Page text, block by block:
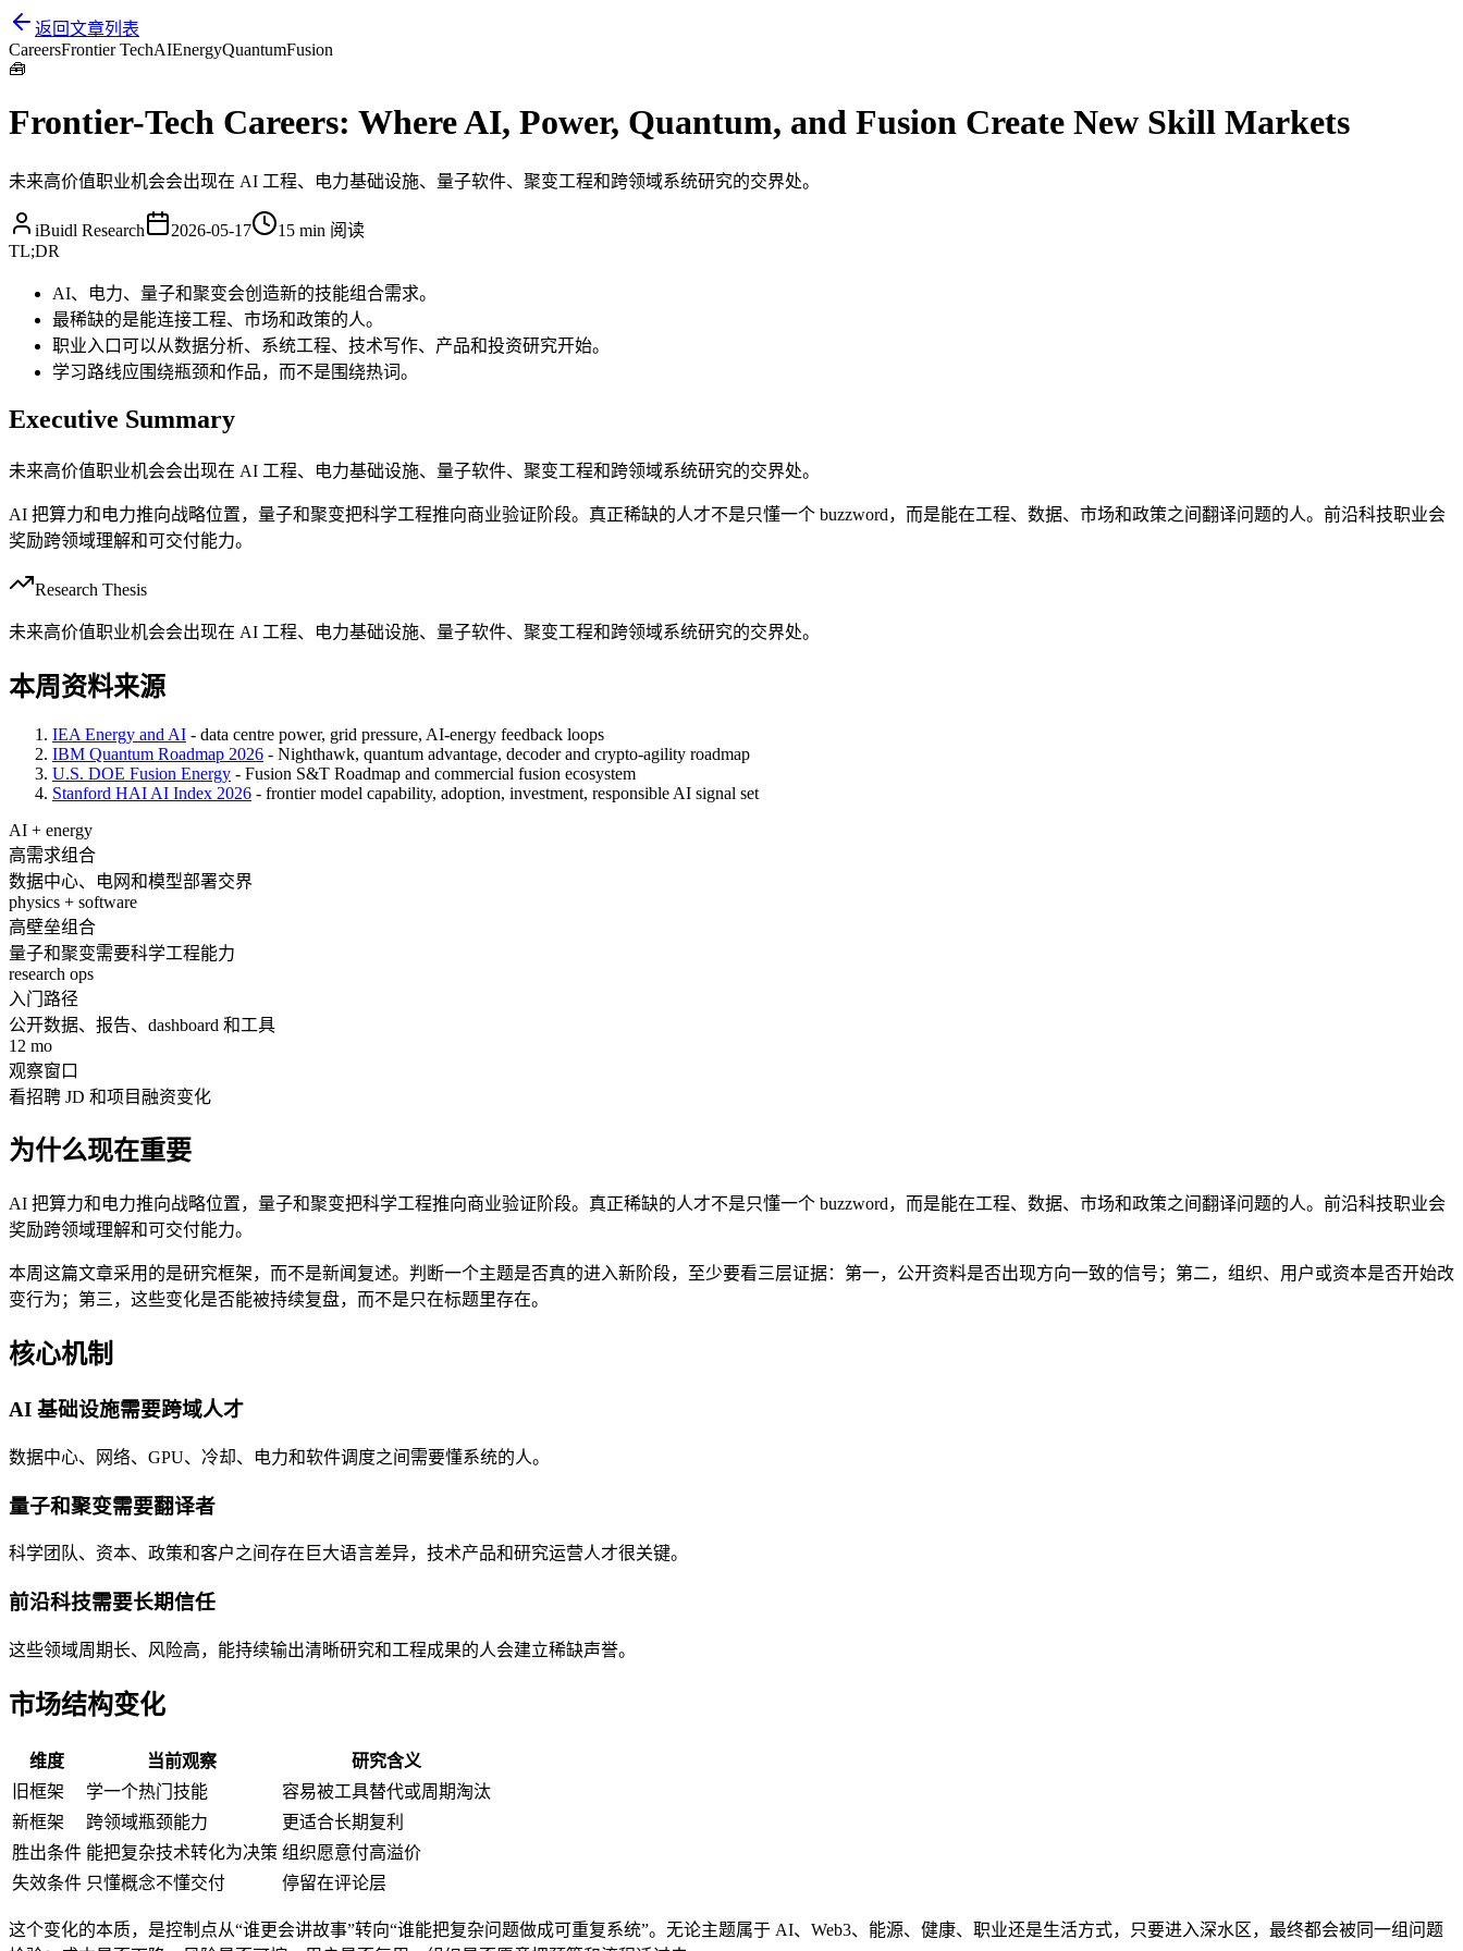
返回文章列表
CareersFrontier TechAIEnergyQuantumFusion
🧰
Frontier-Tech Careers: Where AI, Power, Quantum, and Fusion Create New Skill Markets
未来高价值职业机会会出现在 AI 工程、电力基础设施、量子软件、聚变工程和跨领域系统研究的交界处。
iBuidl Research 2026-05-17 15 min 阅读
TL;DR
AI、电力、量子和聚变会创造新的技能组合需求。
最稀缺的是能连接工程、市场和政策的人。
职业入口可以从数据分析、系统工程、技术写作、产品和投资研究开始。
学习路线应围绕瓶颈和作品，而不是围绕热词。
Executive Summary
未来高价值职业机会会出现在 AI 工程、电力基础设施、量子软件、聚变工程和跨领域系统研究的交界处。
AI 把算力和电力推向战略位置，量子和聚变把科学工程推向商业验证阶段。真正稀缺的人才不是只懂一个 buzzword，而是能在工程、数据、市场和政策之间翻译问题的人。前沿科技职业会
奖励跨领域理解和可交付能力。
Research Thesis
未来高价值职业机会会出现在 AI 工程、电力基础设施、量子软件、聚变工程和跨领域系统研究的交界处。
本周资料来源
IEA Energy and AI - data centre power, grid pressure, AI-energy feedback loops
IBM Quantum Roadmap 2026 - Nighthawk, quantum advantage, decoder and crypto-agility roadmap
U.S. DOE Fusion Energy - Fusion S&T Roadmap and commercial fusion ecosystem
Stanford HAI AI Index 2026 - frontier model capability, adoption, investment, responsible AI signal set
AI + energy
高需求组合
数据中心、电网和模型部署交界
physics + software
高壁垒组合
量子和聚变需要科学工程能力
research ops
入门路径
公开数据、报告、dashboard 和工具
12 mo
观察窗口
看招聘 JD 和项目融资变化
为什么现在重要
AI 把算力和电力推向战略位置，量子和聚变把科学工程推向商业验证阶段。真正稀缺的人才不是只懂一个 buzzword，而是能在工程、数据、市场和政策之间翻译问题的人。前沿科技职业会
奖励跨领域理解和可交付能力。
本周这篇文章采用的是研究框架，而不是新闻复述。判断一个主题是否真的进入新阶段，至少要看三层证据：第一，公开资料是否出现方向一致的信号；第二，组织、用户或资本是否开始改
变行为；第三，这些变化是否能被持续复盘，而不是只在标题里存在。
核心机制
AI 基础设施需要跨域人才
数据中心、网络、GPU、冷却、电力和软件调度之间需要懂系统的人。
量子和聚变需要翻译者
科学团队、资本、政策和客户之间存在巨大语言差异，技术产品和研究运营人才很关键。
前沿科技需要长期信任
这些领域周期长、风险高，能持续输出清晰研究和工程成果的人会建立稀缺声誉。
市场结构变化
维度 当前观察
研究含义
旧框架
学一个热门技能
容易被工具替代或周期淘汰
新框架
跨领域瓶颈能力
更适合长期复利
胜出条件 能把复杂技术转化为决策 组织愿意付高溢价
失效条件 只懂概念不懂交付 停留在评论层
这个变化的本质，是控制点从“谁更会讲故事”转向“谁能把复杂问题做成可重复系统”。无论主题属于 AI、Web3、能源、健康、职业还是生活方式，只要进入深水区，最终都会被同一组问题